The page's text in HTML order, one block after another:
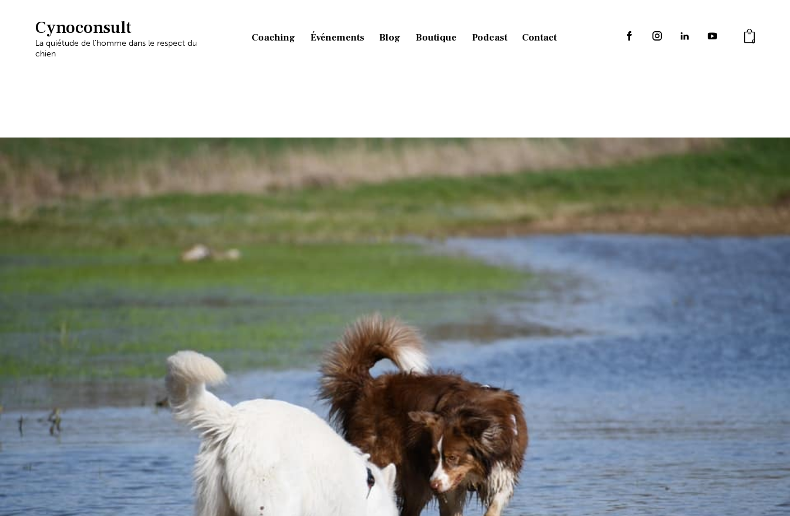
Cynoconsult
La quiétude de l'homme dans le respect du
chien
Coaching Événements Blog Boutique Podcast Contact 0